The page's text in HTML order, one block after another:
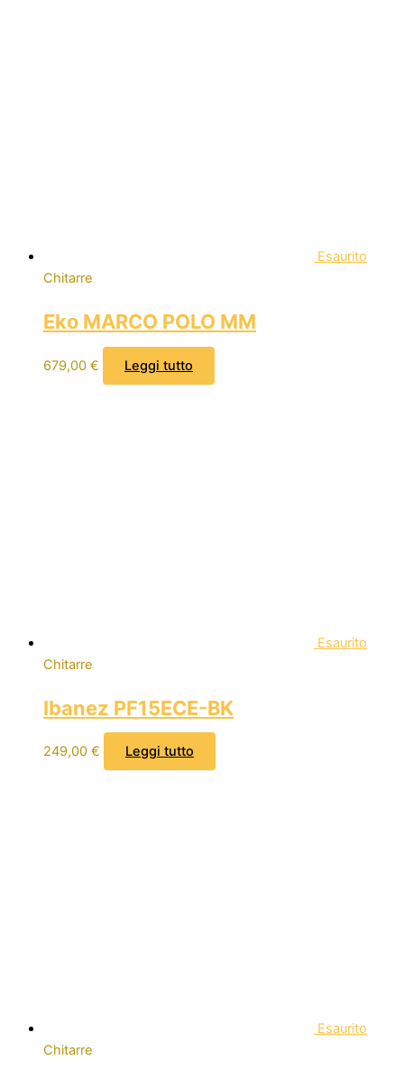
Esaurito
Chitarre
Eko MARCO POLO MM
679,00 € Leggi tutto
Esaurito
Chitarre
Ibanez PF15ECE-BK
249,00 € Leggi tutto
Esaurito
Chitarre